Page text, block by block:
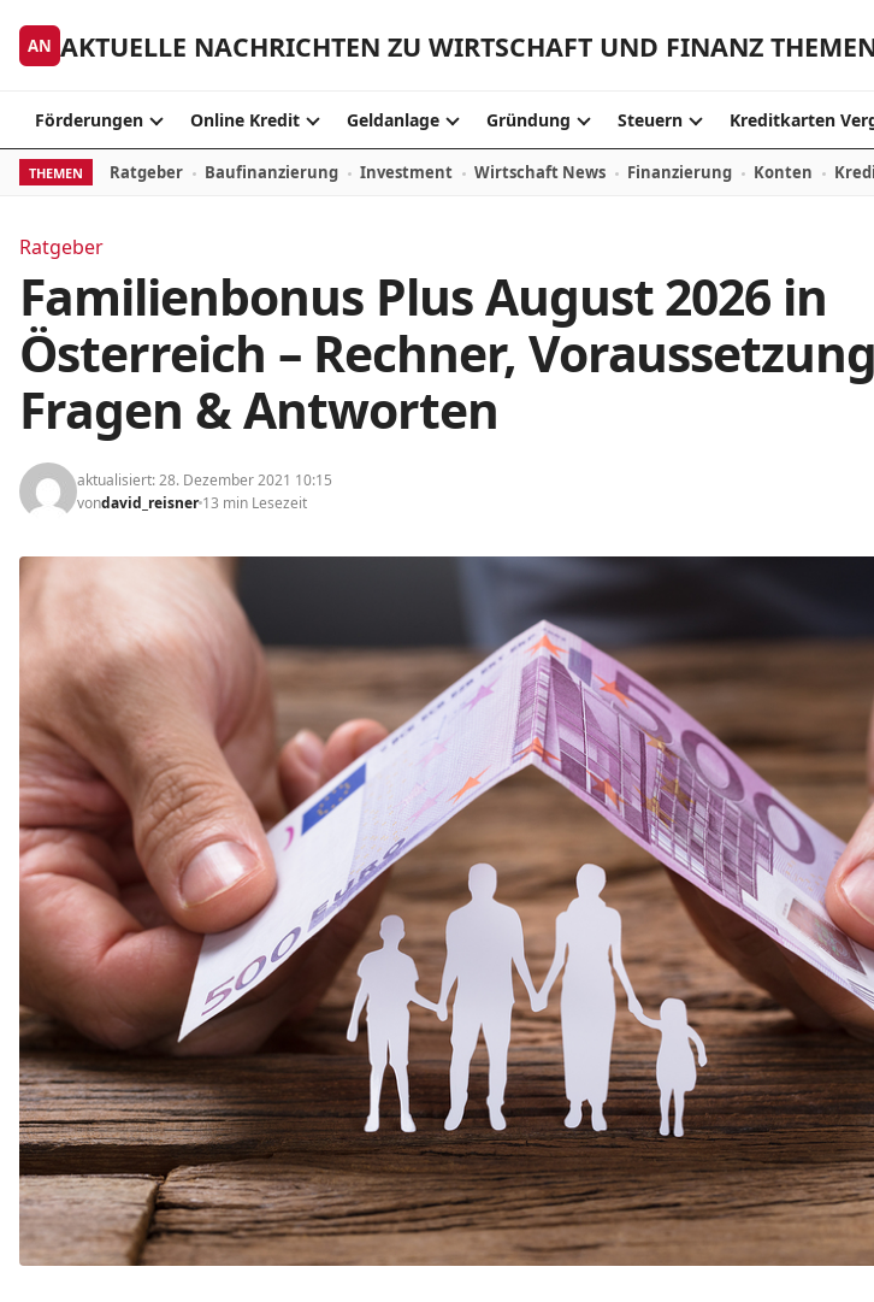
AN AKTUELLE NACHRICHTEN ZU WIRTSCHAFT UND FINANZ
Förderungen Online Kredit Geldanlage Gründung Steuern Kreditkarten
THEMEN Ratgeber Baufinanzierung Investment Wirtschaft News Finanzierung Konten
Ratgeber
Familienbonus Plus August 2026 in
Österreich – Rechner,
Fragen & Antworten
aktualisiert: 28. Dezember 2021 10:15
vondavid_reisner 13 min Lesezeit